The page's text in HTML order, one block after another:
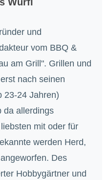
und
vom BBQ &
am Grill". Grillen und
nach seinen
23-24 Jahren)
da allerdings
mit oder für
werden Herd,
Des
Hobbygärtner und